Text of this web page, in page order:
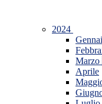
2024
Marzo
Aprile